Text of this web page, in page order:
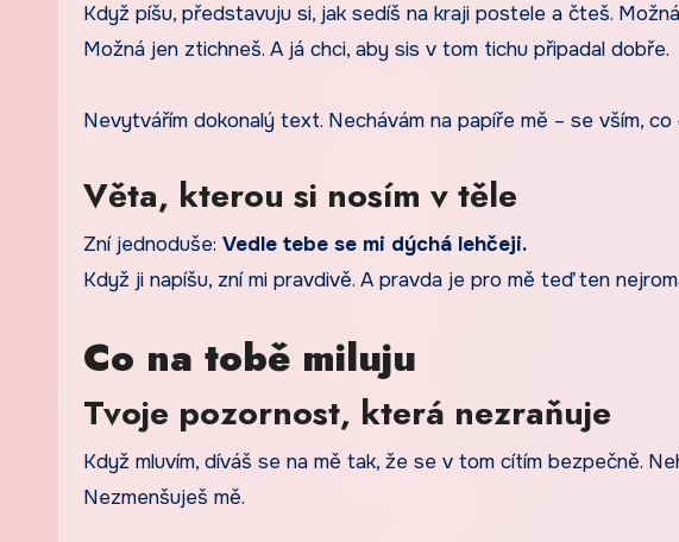
Když píšu, představuju si, jak sedíš na kraji postele a čteš.
Možná jen ztichneš. A já chci, aby sis v tom tichu připadal dobře.
Nevytvářím dokonalý text. Nechávám na papíře mě – se vším, co
Věta, kterou si nosím v těle
Zní jednoduše: Vedle tebe se mi dýchá lehčeji.
Když ji napíšu, zní mi pravdivě. A pravda je pro mě teď ten
Co na tobě miluju
Tvoje pozornost, která nezraňuje
Když mluvím, díváš se na mě tak, že se v tom cítím bezpečně.
Nezmenšuješ mě.